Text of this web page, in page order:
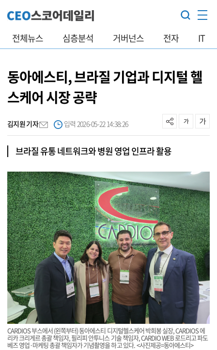
전체뉴스 심층분석 거버넌스 전자 IT
동아에스티, 브라질 기업과 디지털 헬
스케어 시장 공략
김지원 기자 입력 2026-05-22 14:38:26
브라질 유통 네트워크와 병원 영업 인프라 활용
CARDIOS 부스에서 (왼쪽부터) 동아에스티 디지털헬스케어 박희봉 실장, CARDIOS 에
리카 크리게르 총괄 책임자, 필리피 안투니스 기술 책임자, CARDIO WEB 로드리고 파도
베즈 영업·마케팅 총괄 책임자가 기념촬영을 하고 있다. <사진제공=동아에스티>